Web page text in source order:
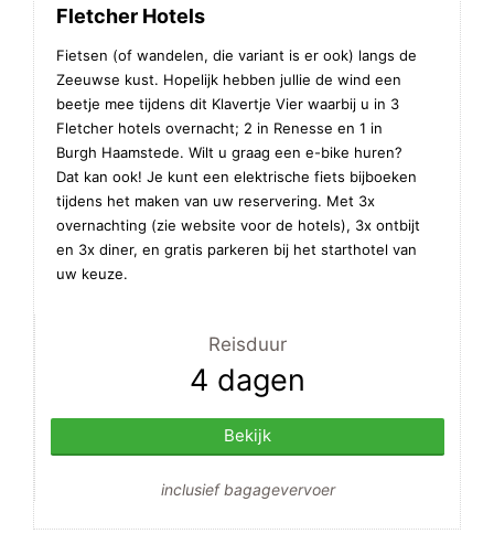
Fletcher Hotels
Fietsen (of wandelen, die variant is er ook) langs de
Zeeuwse kust. Hopelijk hebben jullie de wind een
beetje mee tijdens dit Klavertje Vier waarbij u in 3
Fletcher hotels overnacht; 2 in Renesse en 1 in
Burgh Haamstede. Wilt u graag een e-bike huren?
Dat kan ook! Je kunt een elektrische fiets bijboeken
tijdens het maken van uw reservering. Met 3x
overnachting (zie website voor de hotels), 3x ontbijt
en 3x diner, en gratis parkeren bij het starthotel van
uw keuze.
Reisduur
4 dagen
Bekijk
inclusief bagagevervoer